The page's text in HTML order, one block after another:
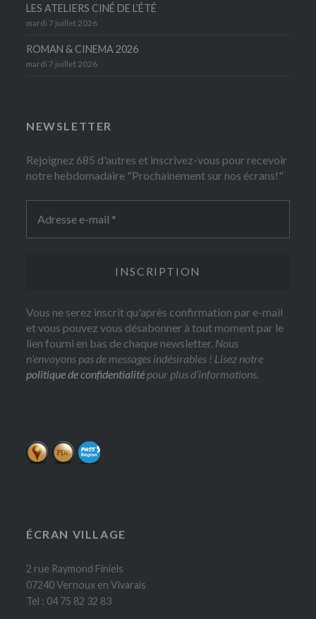
LES ATELIERS CINÉ DE L’ÉTÉ
mardi 7 juillet 2026
ROMAN & CINEMA 2026
mardi 7 juillet 2026
NEWSLETTER
Rejoignez 685 d'autres et inscrivez-vous pour recevoir
notre hebdomadaire "Prochainement sur nos écrans!"
Vous ne serez inscrit qu'après confirmation par e-mail
et vous pouvez vous désabonner à tout moment par le
lien fourni en bas de chaque newsletter. Nous
n’envoyons pas de messages indésirables ! Lisez notre
politique de confidentialité pour plus d’informations.
ÉCRAN VILLAGE
2 rue Raymond Finiels
07240 Vernoux en Vivarais
Tel : 04 75 82 32 83